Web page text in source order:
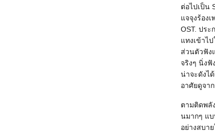
ต่อไปเป็น
จจุงร้องเ
OST. ประ
ทงเข้าไป
ส่วนตัวฟัง
จริงๆ นิ่งฟั
น่าจะดังไ
อาศัยดูจาก
ตามติดพลั
นมากๆ แบ
อย่างสบา